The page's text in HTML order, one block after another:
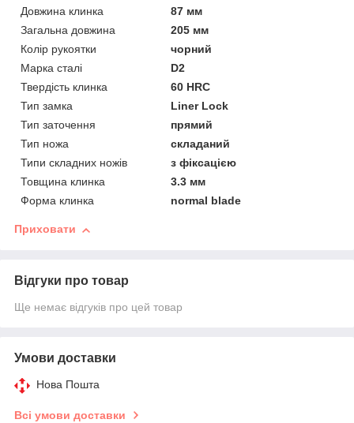
Довжина клинка
87 мм
Загальна довжина
205 мм
Колір рукоятки
чорний
Марка сталі
D2
Твердість клинка
60 HRC
Тип замка
Liner Lock
Тип заточення
прямий
Тип ножа
складаний
Типи складних ножів
з фіксацією
Товщина клинка
3.3 мм
Форма клинка
normal blade
Приховати
Відгуки про товар
Ще немає відгуків про цей товар
Умови доставки
Нова Пошта
Всі умови доставки